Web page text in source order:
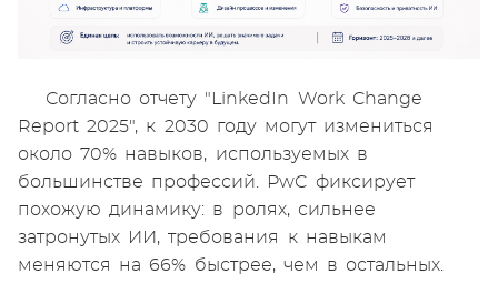
Согласно отчету "LinkedIn Work Change
Report 2025", к 2030 году могут измениться
около 70% навыков, используемых в
большинстве профессий. PwC фиксирует
похожую динамику: в ролях, сильнее
затронутых ИИ, требования к навыкам
меняются на 66% быстрее, чем в остальных.